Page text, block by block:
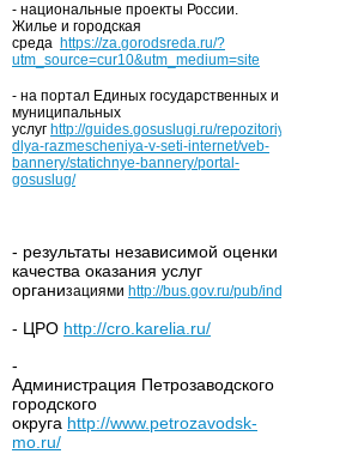
- национальные проекты России.
Жилье и городская
среда https://za.gorodsreda.ru/?
utm_source=cur10&utm_medium=site
- на портал Единых государственных и
муниципальных
услуг http://guides.gosuslugi.ru/repozitoriy/materialy-
dlya-razmescheniya-v-seti-internet/veb-
bannery/statichnye-bannery/portal-
gosuslug/
- результаты независимой оценки
качества оказания услуг
организациями http://bus.gov.ru/pub/
- ЦРО http://cro.karelia.ru/
-
Администрация Петрозаводского
городского
округа http://www.petrozavodsk-
mo.ru/